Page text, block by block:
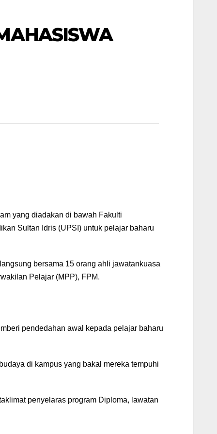
yang diadakan di bawah Fakulti
Sultan Idris (UPSI) untuk pelajar baharu
bersama 15 orang ahli jawatankuasa
Pelajar (MPP), FPM.
pendedahan awal kepada pelajar baharu
di kampus yang bakal mereka tempuhi
penyelaras program Diploma, lawatan